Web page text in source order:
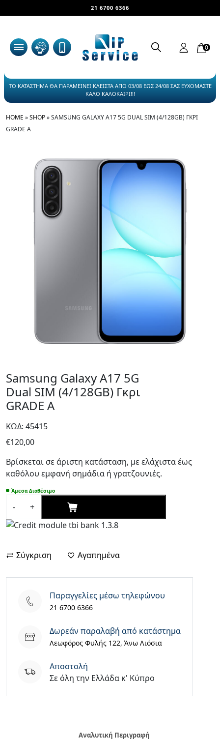
21 6700 6366
0
ΤΟ ΚΑΤΑΣΤΗΜΑ ΘΑ ΠΑΡΑΜΕΙΝΕΙ ΚΛΕΙΣΤΑ ΑΠΟ 03/08 ΕΩΣ 24/08 ΣΑΣ ΕΥΧΟΜΑΣΤΕ
ΚΑΛΟ ΚΑΛΟΚΑΙΡΙ!!!
HOME »SHOP»SAMSUNG GALAXY A17 5G DUAL SIM (4/128GB) ΓΚΡΙ
GRADE A
Samsung Galaxy A17 5G
Dual SIM (4/128GB) Γκρι
GRADE A
ΚΩΔ: 45415
€120,00
Βρίσκεται σε άριστη κατάσταση, με ελάχιστα έως
καθόλου εμφανή σημάδια ή γρατζουνιές.
Άμεσα Διαθέσιμο
-
Samsung
Galaxy
Dual
Γκρι
GRADE
ποσότητα
+
Σύγκριση Αγαπημένα
Παραγγελίες μέσω τηλεφώνου
21 6700 6366
Δωρεάν παραλαβή από κατάστημα
Λεωφόρος Φυλής 122, Άνω Λιόσια
Aποστολή
Σε όλη την Ελλάδα κ' Κύπρο
Αναλυτική Περιγραφή